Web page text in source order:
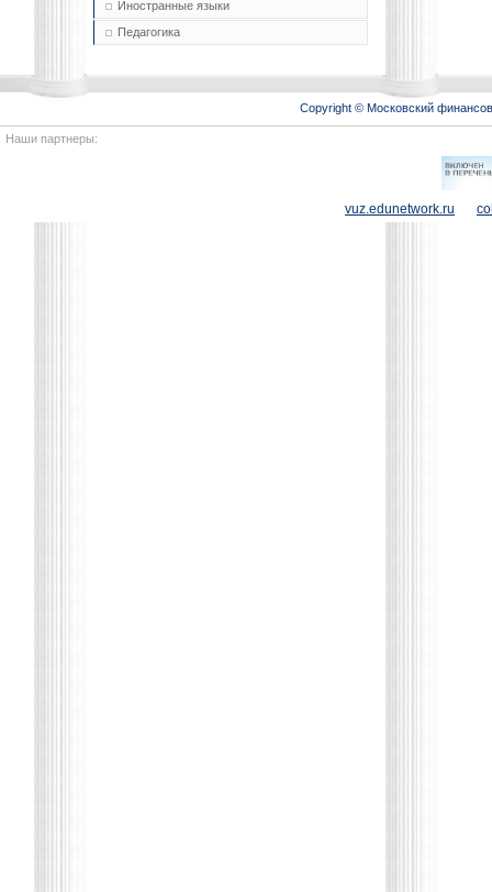
Иностранные языки
Педагогика
Copyright © Московский
Наши партнеры:
vuz.edunetwork.ru